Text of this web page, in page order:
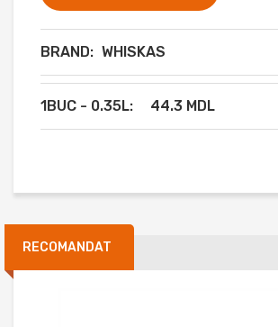
BRAND: WHISKAS
1BUC - 0.35L: 44.3 MDL
RECOMANDAT